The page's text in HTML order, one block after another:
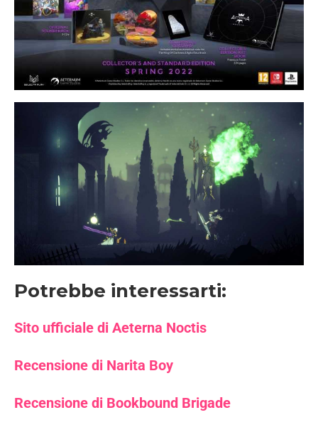
Potrebbe interessarti:
Sito ufficiale di Aeterna Noctis
Recensione di Narita Boy
Recensione di Bookbound Brigade